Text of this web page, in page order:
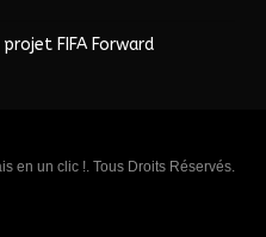
FIFA Forward
en un clic !. Tous Droits Réservés.